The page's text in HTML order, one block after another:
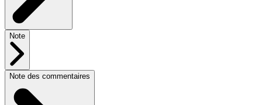
Note
Note des commentaires